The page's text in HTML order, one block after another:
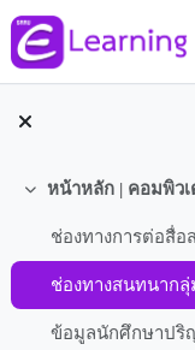
ข้ามไปที่เนื้อหาหลัก
ช่องทางสนทนากลุ่